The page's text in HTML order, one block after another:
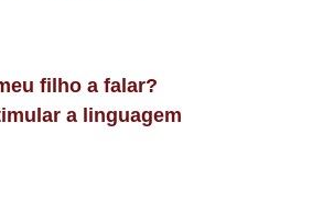
filho a falar?
a linguagem